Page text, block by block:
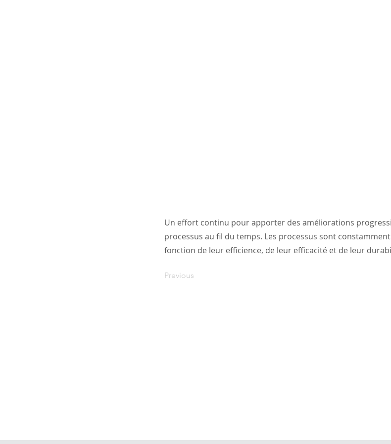
Un effort continu pour apporter des améliorations
processus au fil du temps. Les processus sont
fonction de leur efficience, de leur efficacité et de leur
Previous